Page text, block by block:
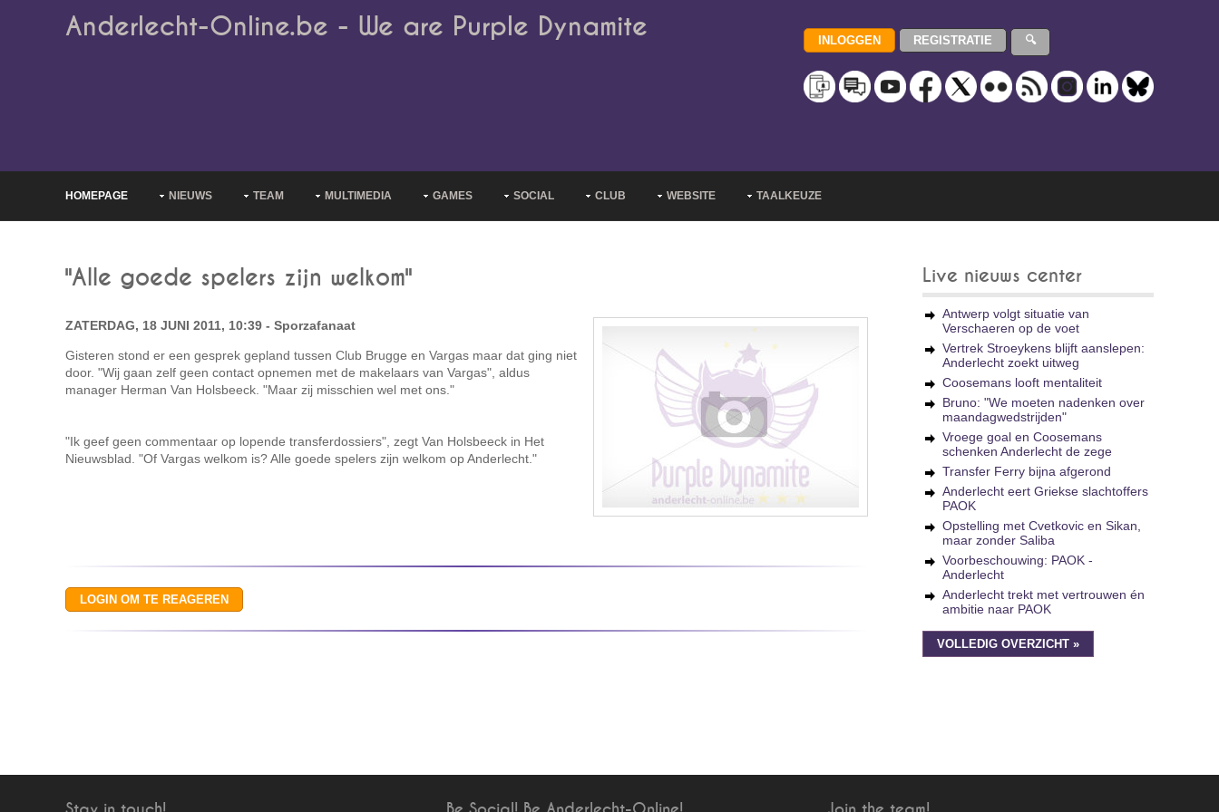
Anderlecht-Online.be - We are Purple Dynamite
HOMEPAGE NIEUWS TEAM MULTIMEDIA GAMES SOCIAL CLUB WEBSITE TAALKEUZE
"Alle goede spelers zijn welkom"
ZATERDAG, 18 JUNI 2011, 10:39 - Sporzafanaat
Gisteren stond er een gesprek gepland tussen Club Brugge en Vargas maar dat ging niet
door. "Wij gaan zelf geen contact opnemen met de makelaars van Vargas", aldus
manager Herman Van Holsbeeck. "Maar zij misschien wel met ons."
"Ik geef geen commentaar op lopende transferdossiers", zegt Van Holsbeeck in Het
Nieuwsblad. "Of Vargas welkom is? Alle goede spelers zijn welkom op Anderlecht."
Live nieuws center
Antwerp volgt situatie van
Verschaeren op de voet
Vertrek Stroeykens blijft aanslepen:
Anderlecht zoekt uitweg
Coosemans looft mentaliteit
Bruno: "We moeten nadenken over
maandagwedstrijden"
Vroege goal en Coosemans
schenken Anderlecht de zege
Transfer Ferry bijna afgerond
Anderlecht eert Griekse slachtoffers
PAOK
Opstelling met Cvetkovic en Sikan,
maar zonder Saliba
Voorbeschouwing: PAOK -
Anderlecht
Anderlecht trekt met vertrouwen én
ambitie naar PAOK
VOLLEDIG OVERZICHT »